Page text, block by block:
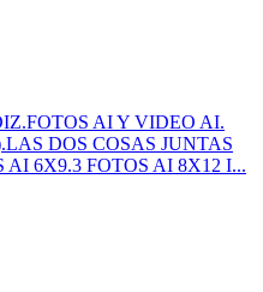
AI Y VIDEO AI.
DOS COSAS JUNTAS
AI 6X9.3 FOTOS AI 8X12 I...